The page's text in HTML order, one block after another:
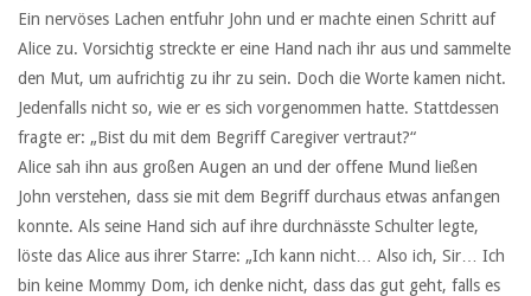
Ein nervöses Lachen entfuhr John und er machte einen Schritt auf
Alice zu. Vorsichtig streckte er eine Hand nach ihr aus und sammelte
den Mut, um aufrichtig zu ihr zu sein. Doch die Worte kamen nicht.
Jedenfalls nicht so, wie er es sich vorgenommen hatte. Stattdessen
fragte er: „Bist du mit dem Begriff Caregiver vertraut?“
Alice sah ihn aus großen Augen an und der offene Mund ließen
John verstehen, dass sie mit dem Begriff durchaus etwas anfangen
konnte. Als seine Hand sich auf ihre durchnässte Schulter legte,
löste das Alice aus ihrer Starre: „Ich kann nicht… Also ich, Sir… Ich
bin keine Mommy Dom, ich denke nicht, dass das gut geht, falls es